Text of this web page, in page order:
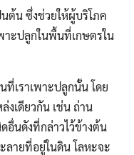
ต้น ซึ่งช่วยให้ผู้บริโภค
าะปลูกในพื้นที่เกษตรใน
เราเพาะปลูกนั้น โดย
งเดียวกัน เช่น ถ่าน
อื่นดังที่กล่าวไว้ข้างต้น
ลายที่อยู่ในดิน โลหะจะ